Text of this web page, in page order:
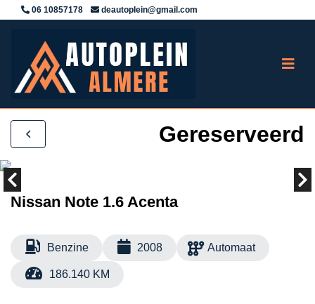
06 10857178 deautoplein@gmail.com
Gereserveerd
Nissan Note 1.6 Acenta
Benzine 2008 Automaat
186.140 KM